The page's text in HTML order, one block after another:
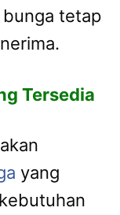
tetap
Tersedia
yang